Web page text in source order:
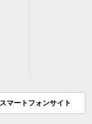
スマートフォンサイト